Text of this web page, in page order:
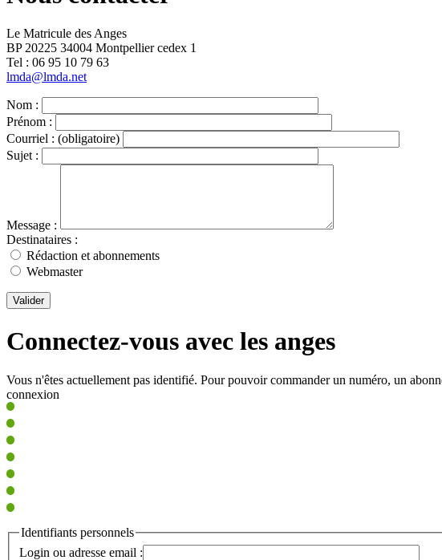
Le Matricule des Anges
BP 20225 34004 Montpellier cedex 1
Tel : ‭06 95 10 79 63
lmda@lmda.net
Nom :
Prénom :
Courriel : (obligatoire)
Sujet :
Message :
Destinataires :
Rédaction et abonnements
Webmaster
Valider
Connectez-vous avec les anges
Vous n'êtes actuellement pas identifié. Pour pouvoir commander un numéro, un
connexion
Identifiants personnels
Login ou adresse email :